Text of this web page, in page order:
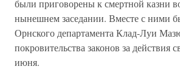
были приговорены к смертной казни
нынешнем заседании. Вместе с ними
Орнского департамента Клад-Луи
покровительства законов за действия
июня.